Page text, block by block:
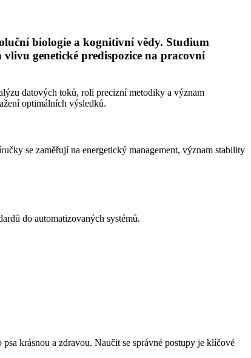
biologie a kognitivní vědy. Studium
genetické predispozice na pracovní
datových toků, roli precizní metodiky a význam
optimálních výsledků.
se zaměřují na energetický management, význam stability
do automatizovaných systémů.
krásnou a zdravou. Naučit se správné postupy je klíčové